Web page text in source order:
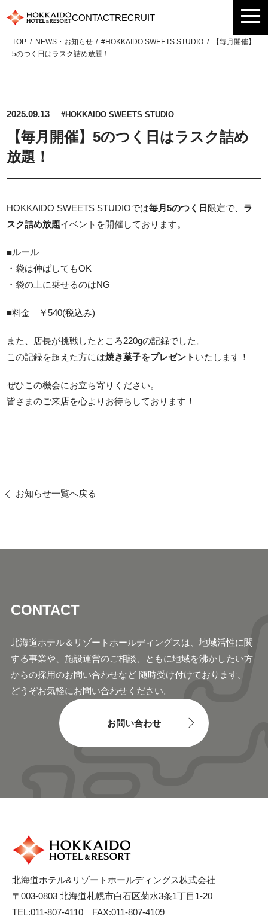
Skip
content
CONTACTRECRUIT
TOP NEWS・お知らせ #HOKKAIDO SWEETS STUDIO
【毎月開催】
5のつく日はラスク詰め放題！
2025.09.13 #HOKKAIDO SWEETS STUDIO
【毎月開催】5のつく日はラスク詰め
放題！
HOKKAIDO SWEETS STUDIOでは毎月5のつく日 限定で、 ラ
スク詰め放題イベントを開催しております。
■ルール
・袋は伸ばしてもOK
・袋の上に乗せるのはNG
■料金 ￥540(税込み)
また、店長が挑戦したところ220gの記録でした。
この記録を超えた方には焼き菓子をプレゼント いたします！
ぜひこの機会にお立ち寄りください。
皆さまのご来店を心よりお待ちしております！
お知らせ一覧へ戻る
CONTACT
北海道ホテル＆リゾートホールディングスは、地域活性に関
する事業や、施設運営のご相談、ともに地域を沸かしたい方
からの採用のお問い合わせなど 随時受け付けております。
どうぞお気軽にお問い合わせください。
お問い合わせ
北海道ホテル&リゾートホールディングス株式会社
〒003-0803 北海道札幌市白石区菊水3条1丁目1-20
TEL:011-807-4110 FAX:011-807-4109